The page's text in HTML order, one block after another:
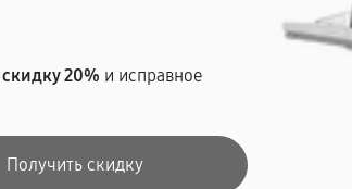
скидку 20% и исправное